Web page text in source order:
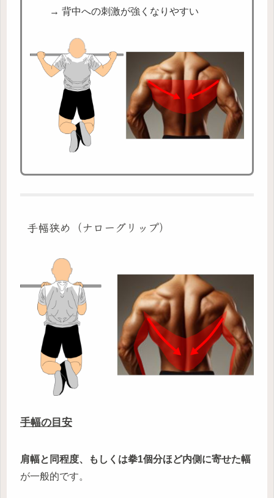
→ 背中への刺激が強くなりやすい
手幅狭め（ナローグリップ）
手幅の目安
肩幅と同程度、もしくは拳1個分ほど内側に寄せた幅
が一般的です。